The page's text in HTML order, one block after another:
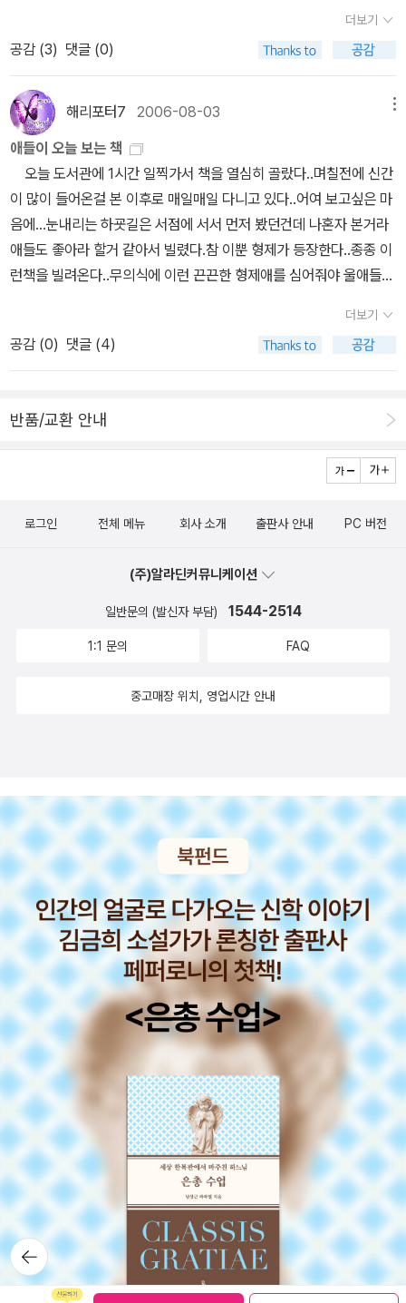
는 법을 가르쳐주고 집까지 지어주는, 한 7살까지 먹힐 수 있는 아기
자기하고 귀여운 일러스트의 그림책입니다. 아마도 이 책의 백미는
너구리가 도둑쥐에게 지어진 집이 아닐까해요. 너구리와 도둑쥐들이
설계도를 손에 쥐고 열심히 열심히 만든 집인데, 이 집 장면은 아이들
에게 읽어주면서 많은 이야기를 할 수 있는, 이야기가 한 보따리 가득
담긴 장면이예요.울 아이들에게 이 책 읽어줄 때는 한영애의 <조율>
을 세팅하고 읽어주는 책입니다. 음향효과를 위해서...가 아니고 사실
은 아이들이 이 책자기네들은 너무나 별로라고 해서(그림도 싫다. 할
아버지가 술취해서 싫다 등등의이유로),그런 수고까지 곁들여야지 아
는 그림책입니다. 다시마 세이조가 생각보다 매체의 표현력이 굉장한
작가거든요. 이 작가의 작품중에서 제목은 모르지만 열매씨로 분노를
히 내용을 뜯어보면분노의 느낌이 어떻게 와해되어 다시 처음의 본
이 있더라구요. 그 작품을 계기로 다시마 세이조의 작품을 찾아 보게
이 나는 작품입니다. 아이들이 이해하기에는 약간 무리가 있지만.....
요.제가 언제나 겨울에는 제일 먼저 꺼내 아이들에게 읽어주고, 마음
이 이렇게 눈 속에 다 묻혔으면 좋겠다라는 생각이 들어요.글은 상당
히 짧은데, 문장문장 하나에 생각거리는 많이 담겨져 있는 그림책입
이 책의 일러스트 중에서 엄마가 이불 속에서 눈물을 뚝뚝 흘리는장
환기되었거든요. 초 신타의그림 표현대로 바로 그 때의 저의 마음이
었어요.장황한 글이 아닌 단 한점의 그림으로 마음을 표현할 수 있다
는 것, 정말 멋지지 않나요?잠꾸러기 수잔 시리즈는 우리 아이들이
너무 좋아해 한림 출판사에서 나온 달맞이때부터 모아 온 그림책인
데, 사실 내용은 뭐 그렇게 볼 거 없는데, 옛 유럽식 정취가 푸근하게
와 닿는 그림책이예요. 특히나 저는 장면, 작가가 서점 가판대에 은근
슬쩍 끼워넣은잠꾸러기 수잔 시리즈 그림책이 담겨져 있는 저 장면을
좋아해요.서점 뿐만 아니라 책이 있는 이미지라면 사족을 못 씁니다.
이왕 책 이미지를 좋아한다고 했으니깐,고양이가 책을 흐트려놓는 이
런 장면이 들어 있어도 구입마다 하지 않습니다.일본 작가들 먼저 추
천하는 바람에 다른 외국의 작가들을 하나도 소개를 못 했네요.생각
보다 페이퍼가 시간을 많이 잡아 먹어요. 이제 애들 올 시간이라 청소
하고 점심 차려야 하는데..... 다음엔 다른 외국 작가들 소개하렵니다.
그리고 다시마 세이조의 열매씨를 이용한 그림책은 바로 이거예요.마
지막으로 태백에 비가 시원스럽게 내리길 바라며....요츠바랑으로 끝
냅니다.
어른들이 많았으면 좋겠다,68두 그림책은 아주 낮익은 그림이다기타
무라 사토시그림참 재미난 고양이를 만났던 기타무라 사토시아주 특
별한 일은 아주 재미없고 매일 그저 그런 하루하루를 보내던 어느날
새로운 선생님이 오시면서 아주 특별한날일이 벌어지면서 학교도 재
미있어지고 하루하루 특별해졌다고 해야하나,아주 멋진 선생님을 만
난것은 정말 멋진일인것 같다,부츠의 엉뚱한 이야기,,70아이슬란드
땅에 아주 이상한 닭들이 나타났다처음에는 닭들도 달걀을 낳았어그
런데 이 닭들이 어느날 부터인가 아줌마들을 따라 하기 시작한거야알
은 낳지 않고점점더 ,,아줌마들은 어떻게 해야하나 고민을 하다가아
주 좋은 생각을 해냈지닭들이 자신들을 따라 한다는것을 알고 운동을
시작을 했어그리고 닭들을 날려서 벼랑끝에 살게 만들었지그랬더니
그림이며책을 읽는 내내 웃을 수 밖에 없었다,71하교길에 쓰레기통
인다그리고 까마귀가 나타나서 고양이 옆으로 모여든다그래서 준호
는 까마귀를 쫒으려 애를 쓴다까마귀를 쫒고 나니 이번에는 뱀이정말
어쩌나,준호는 강아지 고양이 같은 동물이 무섭다그래도 아기 고양이
이를 데리고 간다하지만 아직은 고양이를 바로 볼 수가 없다둘은 친
림만 그리더군요. 하지만 글을 잘 이해하지 않고는 이런 그림 나올 수
없다고 생각해요. 어떤 장면에서 어떤 그림이 적절한가는 그림책 작
에도 클로즈업,롱숏같은 영화기법도 다 들어있답니다. 대부분이 롱샷
이지만서도.말많고 탈많은 오카시카씨의 네아들 이야기입니다. 이 작
품은 겨울시리즈도 있어요. 일단 즐겁고 행복하게 읽을 수 있어요. 여
름과 겨울로 나눠, 네형제의 에피소드를 다루고 있죠. 겨울이야기는
어떤 내용인지 잘 모르겠지만 아마존에서 가져 온 그림은 아래와 같
습니다. 그림이 마법의 여름이나 눈 내리는 하굣길과 별반 다를 게 없
어요. 눈에 낯익고 별 무리없는.....좋게 말하면 자신의 스타일을 완성
한거고 다른 말로 말하면 매너리즘에 빠진 거고. 그러다가 이 작가가
의 작품과는 다른 경향을 보이고 있죠. 얼핏 보면 콜라쥬기법과 채색
기법을 동시에 쓴 것 같은데, 지금까지 보아온 그의 작품과는 다릅니
다.이야기라는 게 뭔지아는 작가,<폭풍는 치는 밤에>를 쓴 기무라 유
눈에 거슬리지 않는 소프트거든요. 완전히 카툰 스타일의 라인이 없
품에만 한 것인지 알 수 없지만, 아, 요즘 고민돼요. 아이들이 커 가서
아쉽고.... 어떻게 해야 할지.
다.큰 애가 어릴 때한 몇년광주에 살았는데, 광주 금남로에 나가면 금
남로서점인가 하는 대형서점이 있었어요. 애아빠 회사가 그 근처여서
애아빠랑 점심도 같이 먹을 겸 따분함도 달랠 겸 해서 시내 나가면 애
아빠한테 점심 얻어 먹고 서점 들려서 그림책 몇 권 사다아이에게 읽
어주곤 했어도,그림책에 열혈 애정을 갖고 서점에 들려 책을 사지는
않았습니다.그리고 아이에게 읽어주면서 하품 쩌어쩍 했던 시절이었
죠. 그러던어.느.날.이 책<프레드릭>을 인터넷서점에서 주문해 받아
책장 넘기며 읽는데 전율을 느꼈다고나 할까요.가슴이 뭉클해지면서
알 수 없는 그 무엇인가가 머리에 쿵하고 내리치는 것 같았어요. 고만
고만한 아이들 수준의 그림책을 읽었고 그림책이란 게 아이들의 전유
물로서 인식하였던 저에게 자연의 색을 모으고 이야기를 모은 시인 <
프레드릭>과의 만남은 그림책에 대한 또 다른 호기심과 관심을 갖게
만들었어요. 이 그림책을 통해 한 단계 업그레이드된그림책의 세계를
생각이 들더라구요. 한마디로 그림책 세계에 입문할 수 있도록 해준
클했던 분위기, 데자뷰를 느낄 수 있는 작품입니다.이 책 처음 아이들
에게 읽어줄 때 어찌나 난감하던지...그 때는 책도 안 뒤적여보고 받자
마자 아이들에게 읽어주던 시절이었데,맨 마지막녹색 소파가 덩그러
흐르면서 나중엔 눈물과 콧물범벅이 되었어요. 먼저 돌아가신 아빠의
을 충분히 담을 수 있다고 생각해 보신 적 있으세요. 그 때까지 전 그
림책이일반독자에게감정의 전이를 가질 수 있을 만큼의 파워를 가졌
식적인 그림도, 실험적인 의도 없이도 충분히 상실의 공감을 표현해
는 어른이 충분히 공감할 수 있는 이야기를 했더랍니다.이 책의 이야
기 구성은좀 독특한데, 음악기법으로 치면 스타카토 기법이 떠오를
정도로 이야기의 흐름이 일관되게 흐르는 작품이 아니고, 과거의 기
억을 연결할 수 없는 것처럼 에피소드가 뚝뚝 끊어집니다. 처음 아이
들에게 읽어줄 땐 이해 잘 안되지? 재차 물으면서 상당히 미안해했던
기억이 납니다. 형식이 곧 내용이라는 사실을 몰랐던 것이죠. 이 책은
회상이라는 구조, 그리고 기억의 재생이불연속적인 속성을 이해했다
면좀 더 읽기 쉬운 작품이었는데 말입니다. 아, 알스버그는 그림책이
예술의 반열에 오를 수 있다는 것을 알려 준 작가입니다. 그림책을 몇
년 동안 보다보니, 저 다름대로의 그림책을 보는 여러 기준이 있습니
다. 그 중 하나가 작가가 색을 많이 사용하느냐 적게 사용하느냐에 따
라 나눌 수가 있는데, 알스버그는 색을 적게 사용하는 작가군에 속합
니다. 이쪽에 속하는 대표적인 작가로는 푸른색이 주조를 이루는 제
인 레이나 환한 갈색톤으로 배경을 깔아 자칫 색이 화사해 색을 많이
쓰이는 것처럼 보이는 가브리엘 뱅상, 그리고 흑백의 귀재 알스버그
가 있습니다. 알스버그가 얼마나 멋지게 흑백의 표현력이 대단한지는
작품의 한장면 한 장면을 꼼꼼히 보시면 알 수 있을 거예요. 전 이 작
가의 이 작품 보고 감탄감탄 또 감탄했던 기억이 납니다. 이 겉표지를
보시면 아시겠지만, 그림 자체는 구체적인데 전체적인 인상은 기괴한
추상적인 느낌이 들거든요. 게다가 가까이 들여다 보면 이잎사귀 한
더보기
공감 (3) 댓글 (0)
해리포터7 2006-08-03
애들이 오늘 보는 책
오늘 도서관에 1시간 일찍가서 책을 열심히 골랐다..며칠전에 신간
이 많이 들어온걸 본 이후로 매일매일 다니고 있다..어여 보고싶은 마
음에...눈내리는 하굣길은 서점에 서서 먼저 봤던건데 나혼자 본거라
애들도 좋아라 할거 같아서 빌렸다.참 이뿐 형제가 등장한다..종종 이
런책을 빌려온다..무의식에 이런 끈끈한 형제애를 심어줘야 울애들도
화로 보는 [오래된 미래]라고 되어있다..아주 유명한 책인가보다..제
목은 나도 들은것같은데..아니다..그건 출판사 이름이었는데..무슨연
관이 있을까?? 하여튼 뒤에 그 오래된미래라는 책도 소개되어있다..
참 좋다..내용은 아직 안봐서 모르겠다..티베트라는 곳을 아무것도 모
도 많다는 정겨운그림과 함께 명절과 풍습을 알려주는 책이다. 학교
다..역시 책으로 익히라는 나의 계략.ㅋㅋㅋ고구려의 아이도 서점에
더보기
공감 (0) 댓글 (4)
반품/교환 안내
뒤로가
기
로그인 전체 메뉴 회사 소개 출판사 안내 PC 버전
(주)알라딘커뮤니케이션
일반문의 (발신자 부담) 1544-2514
1:1 문의 FAQ
중고매장 위치, 영업시간 안내